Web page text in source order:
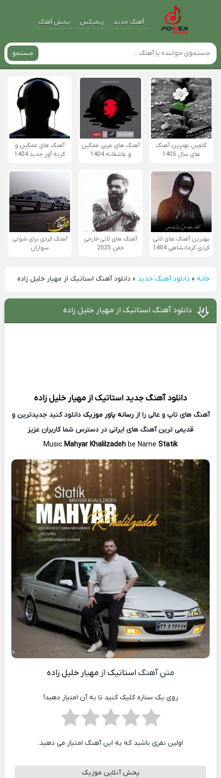
آهنگ جدید ریمیکس پخش آهنگ
جستجو
گلچین بهترین آهنگ
های سال 1405
آهنگ های عربی غمگین
و عاشقانه 1404
آهنگ های غمگین و
گریه آور جدید 1404
بهترین آهنگ های لاتی
کردی کرمانشاهی 1404
آهنگ های لاتی خارجی
خفن 2025
آهنگ کردی برای شوتی
سواران
خانه» دانلود آهنگ جدید » دانلود آهنگ استاتیک از مهیار خلیل زاده
دانلود آهنگ استاتیک از مهیار خلیل زاده
دانلود آهنگ جدید استاتیک ازمهیار خلیل زاده
آهنگ های تاپ و عالی را ازرسانه پاور موزیک دانلود کنید جدیدترین و
قدیمی ترین آهنگ های ایرانی در دسترس شما کاربران عزیز
Music Mahyar Khalilzadeh be Name Statik
متن آهنگ استاتیک از مهیار خلیل زاده
روی یک ستاره کلیک کنید تا به آن امتیاز دهید!
اولین نفری باشید که به این آهنگ امتیاز می دهید.
پخش آنلاین موزیک